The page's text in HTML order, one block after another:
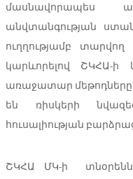
մասնավորապես
անվտանգության
ուղղությամբ
կարևորելով ՇԿՀԱ-ի
առաջատար մեթոդները
են ռիսկերի
հուսալիության
ՇԿՀԱ ՄԿ-ի